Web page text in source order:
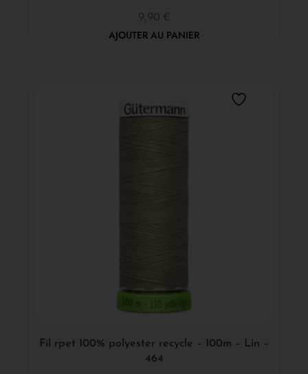
9,90 €
AJOUTER AU PANIER
Fil rpet 100% polyester recycle – 100m – Lin –
464